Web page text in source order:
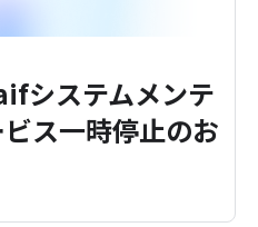
システムメンテ
ス一時停止のお